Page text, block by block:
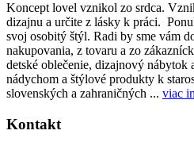
Koncept lovel vznikol zo srdca.
dizajnu a určite z lásky k práci.
svoj osobitý štýl. Radi by sme vám
nakupovania, z tovaru a zo
detské oblečenie, dizajnový nábytok
nádychom a štýlové produkty k
slovenských a zahraničných ... viac
Kontakt